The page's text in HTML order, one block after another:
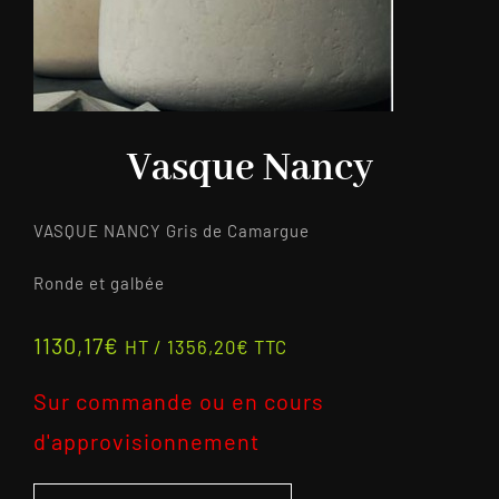
Vasque Nancy
VASQUE NANCY Gris de Camargue
Ronde et galbée
1130,17€ HT / 1356,20€ TTC
Sur commande ou en cours
d'approvisionnement